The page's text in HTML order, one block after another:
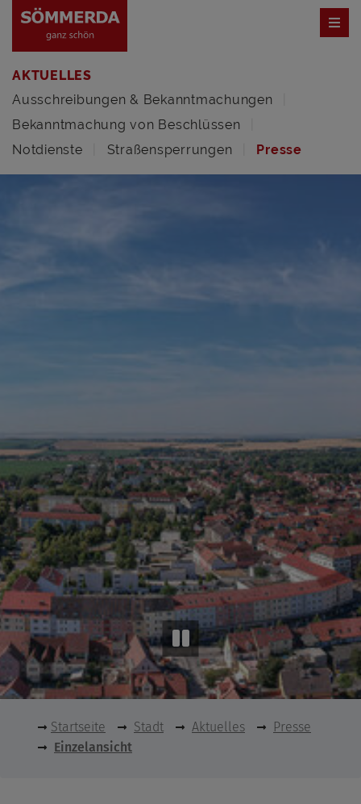
AKTUELLES
Ausschreibungen & Bekanntmachungen
Bekanntmachung von Beschlüssen
Notdienste
Straßensperrungen Presse
Startseite Stadt Aktuelles
Presse
Einzelansicht